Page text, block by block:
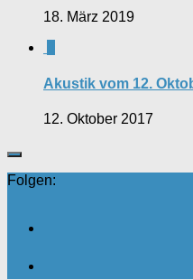
18. März 2019
Akustik vom 12.
12. Oktober 2017
Folgen: